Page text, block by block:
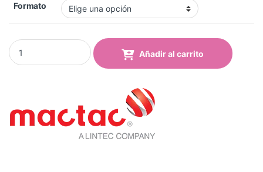
Formato
Vinilo Mactac 9889-01 Charcoal Brillo quantity
Añadir al carrito